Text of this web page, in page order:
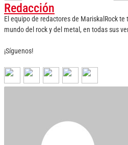
Redacción
El equipo de redactores de MariskalRock
mundo del rock y del metal, en todas sus
¡Síguenos!